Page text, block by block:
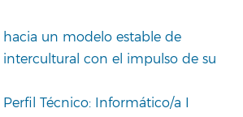
hacia un modelo estable de
con el impulso de su
Técnico: Informático/a I